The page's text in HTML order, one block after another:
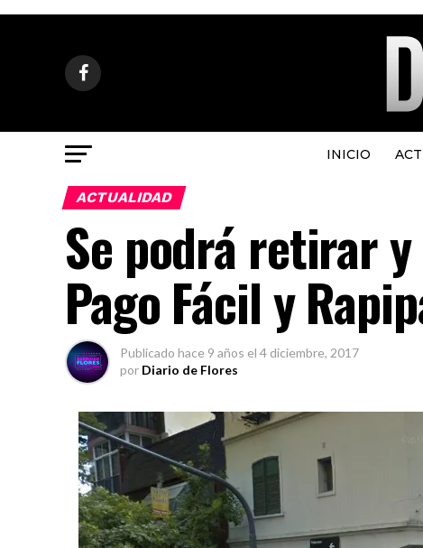
INICIO
ACTUALIDAD
Se podrá retirar
Pago Fácil y
Publicado hace 9 años el 4 diciembre, 2017
por Diario de Flores